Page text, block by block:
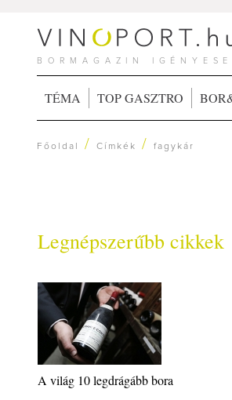
BORMAGAZIN
TÉMA TOP GASZTRO
Főoldal /Címkék /fagykár
Legnépszerűbb cikkek
A világ 10 legdrágább bora